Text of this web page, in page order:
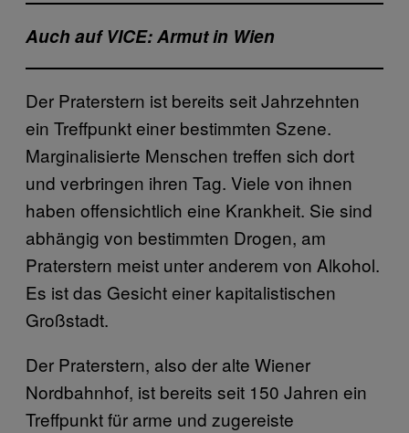
Auch auf VICE: Armut in Wien
Der Praterstern ist bereits seit Jahrzehnten
ein Treffpunkt einer bestimmten Szene.
Marginalisierte Menschen treffen sich dort
und verbringen ihren Tag. Viele von ihnen
haben offensichtlich eine Krankheit. Sie sind
abhängig von bestimmten Drogen, am
Praterstern meist unter anderem von Alkohol.
Es ist das Gesicht einer kapitalistischen
Großstadt.
Der Praterstern, also der alte Wiener
Nordbahnhof, ist bereits seit 150 Jahren ein
Treffpunkt für arme und zugereiste